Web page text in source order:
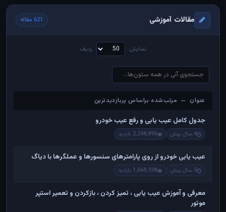
مقالات آموزشی 621 مقاله
نمایش ردیف
عنوان — مرتب‌شده براساس پربازدیدترین
عنوان — مرتب‌شده براساس پربازدیدترین
جدول کامل عیب یابی و رفع عیب خودرو
4 سال پیش 2,248,895 بازدید
عیب یابی خودرو از روی پارامترهای سنسورها و عملگرها با دیاگ
5 سال پیش 1,668,338 بازدید
معرفی و آموزش عیب یابی ، تمیز کردن ، بازکردن و تعمیر استپر
موتور